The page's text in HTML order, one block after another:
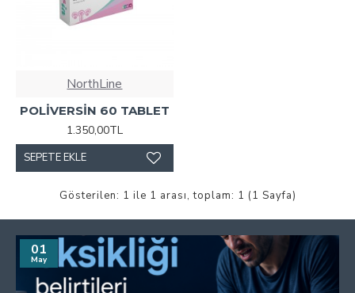
NorthLine
POLİVERSİN 60 TABLET
1.350,00TL
SEPETE EKLE
Gösterilen: 1 ile 1 arası, toplam: 1 (1 Sayfa)
01
May